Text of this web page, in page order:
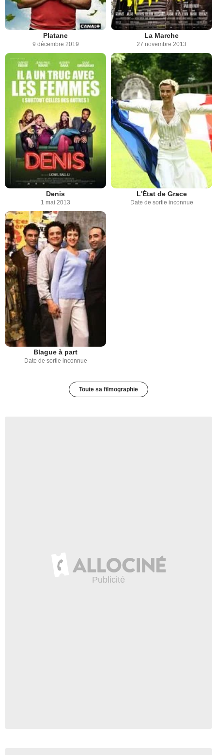
Platane
9 décembre 2019
La Marche
27 novembre 2013
Denis
1 mai 2013
L'État de Grace
Date de sortie inconnue
Blague à part
Date de sortie inconnue
Toute sa filmographie